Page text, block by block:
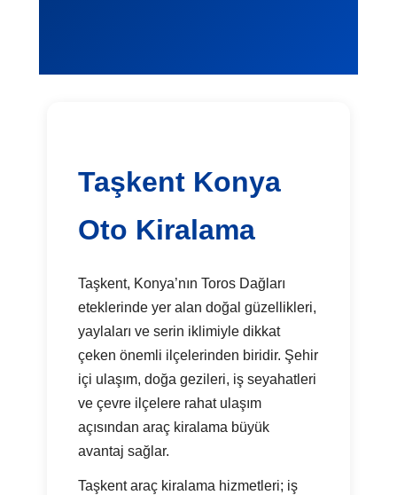
Taşkent Konya
Oto Kiralama
Taşkent, Konya’nın Toros Dağları
eteklerinde yer alan doğal güzellikleri,
yaylaları ve serin iklimiyle dikkat
çeken önemli ilçelerinden biridir. Şehir
içi ulaşım, doğa gezileri, iş seyahatleri
ve çevre ilçelere rahat ulaşım
açısından araç kiralama büyük
avantaj sağlar.
Taşkent araç kiralama hizmetleri; iş